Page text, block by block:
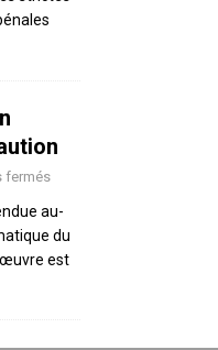
fermés
au-
du
œuvre est